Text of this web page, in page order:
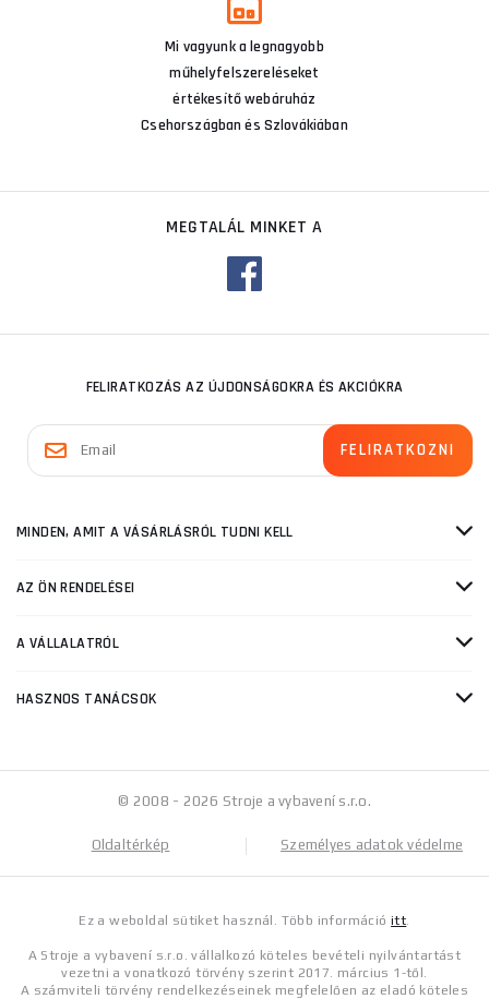
Mi vagyunk a legnagyobb
műhelyfelszereléseket
értékesítő webáruház
Csehországban és Szlovákiában
MEGTALÁL MINKET A
FELIRATKOZÁS AZ ÚJDONSÁGOKRA ÉS AKCIÓKRA
MINDEN, AMIT A VÁSÁRLÁSRÓL TUDNI KELL
AZ ÖN RENDELÉSEI
A VÁLLALATRÓL
HASZNOS TANÁCSOK
© 2008 - 2026 Stroje a vybavení s.r.o.
Oldaltérkép Személyes adatok védelme
Ez a weboldal sütiket használ. Több információitt.
A Stroje a vybavení s.r.o. vállalkozó köteles bevételi nyilvántartást
vezetni a vonatkozó törvény szerint 2017. március 1-től.
A számviteli törvény rendelkezéseinek megfelelően az eladó köteles